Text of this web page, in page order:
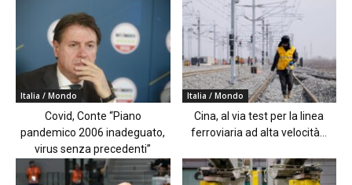
Italia / Mondo
Covid, Conte “Piano
pandemico 2006 inadeguato,
virus senza precedenti”
Italia / Mondo
Cina, al via test per la linea
ferroviaria ad alta velocità...